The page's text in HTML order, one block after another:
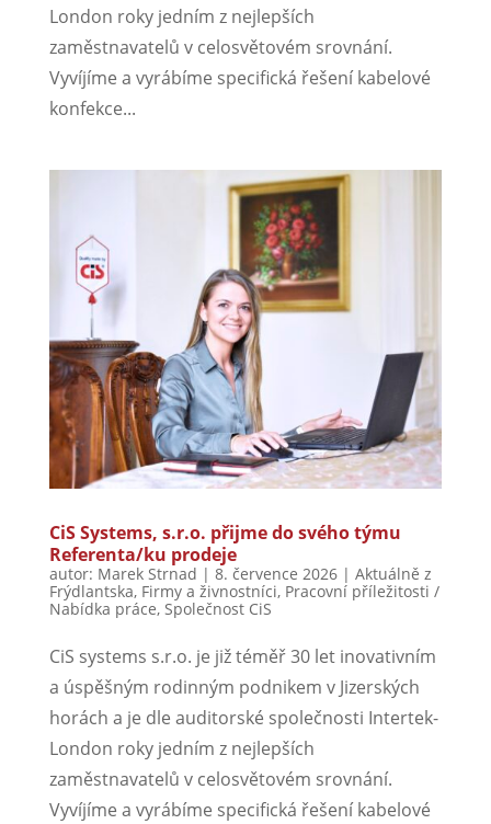
London roky jedním z nejlepších
zaměstnavatelů v celosvětovém srovnání.
Vyvíjíme a vyrábíme specifická řešení kabelové
konfekce...
CiS Systems, s.r.o. přijme do svého týmu
Referenta/ku prodeje
autor: Marek Strnad | 8. července 2026| Aktuálně z
Frýdlantska, Firmy a živnostníci, Pracovní příležitosti /
Nabídka práce, Společnost CiS
CiS systems s.r.o. je již téměř 30 let inovativním
a úspěšným rodinným podnikem v Jizerských
horách a je dle auditorské společnosti Intertek-
London roky jedním z nejlepších
zaměstnavatelů v celosvětovém srovnání.
Vyvíjíme a vyrábíme specifická řešení kabelové